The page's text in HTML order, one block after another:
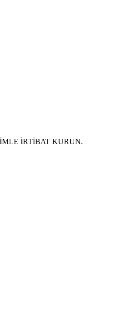
İRTİBAT KURUN.